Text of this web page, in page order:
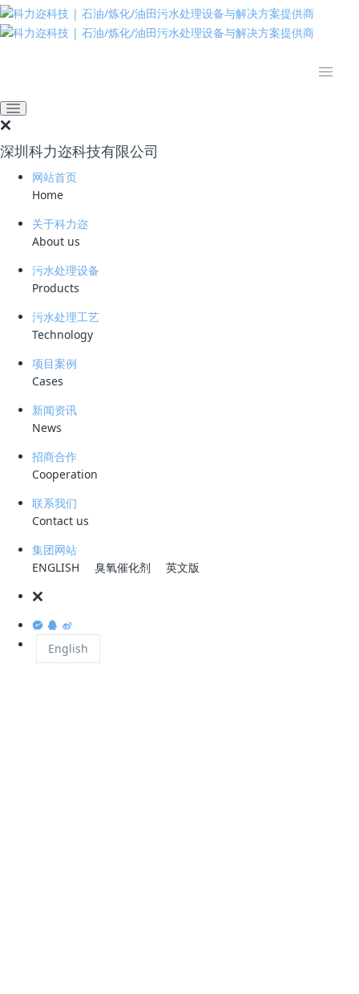
深圳科力迩科技有限公司
网站首页
Home
关于科力迩
About us
污水处理设备
Products
污水处理工艺
Technology
项目案例
Cases
新闻资讯
News
招商合作
Cooperation
联系我们
Contact us
集团网站
ENGLISH
臭氧催化剂 英文版
English
推动绿色发展 建设美丽中国
南京环境科学研究所推动新
污染物治理：创新技术助力
环境暴露评估
2023-08-04 09:37:58
称“南京所”）在新污染物调查监测和环境风险评估技术方面发挥着重要作
估”学科技术优势不断创新。目前，他们已建成了智能评估系统，实现了
新污染物环境暴露的预测和监测一体化，为新污染物治理工作提供科技支
持。
南京所长期以来一直支持国家化学物质环境管理，并在化学物质环境暴露
分布广，确定调查监测对象、介质、范围和样品代表性等方面存在困难。
为解决这些问题，南京所自主开发了新污染物环境暴露智能预测软件
（CET），该软件基于行业性排放场景、污水处理过程模拟和稳态多介质
模型，可以自动预测不同行业化学物质的环境排放量以及在地表水、大
类软件相当，被生态环境部公告推荐为暴露预测软件之一，并广泛应用于
新污染物监测技术是确认环境中新污染物种类和含量的关键方法。然而，
有一定的难度，对人员和设备要求较高。为了应对这个技术难题，南京所
整合了全所的检测优势队伍，设立了华东生态环境监测中心和长三角新污